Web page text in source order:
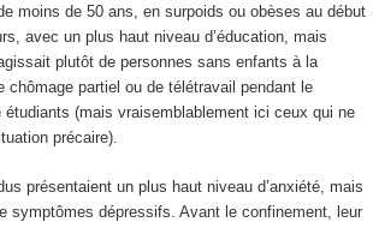
moins de 50 ans, en surpoids ou obèses au début
avec un plus haut niveau d’éducation, mais
plutôt de personnes sans enfants à la
chômage partiel ou de télétravail pendant le
étudiants (mais vraisemblablement ici ceux qui ne
précaire).
présentaient un plus haut niveau d’anxiété, mais
symptômes dépressifs. Avant le confinement, leur